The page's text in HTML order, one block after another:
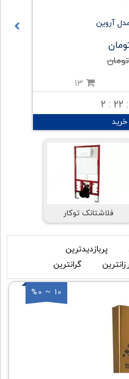
فلاش آروین
13
2 : 22
فلاشتانک توکار
پربازدیدترین
گرانترین
%0 ~ 10